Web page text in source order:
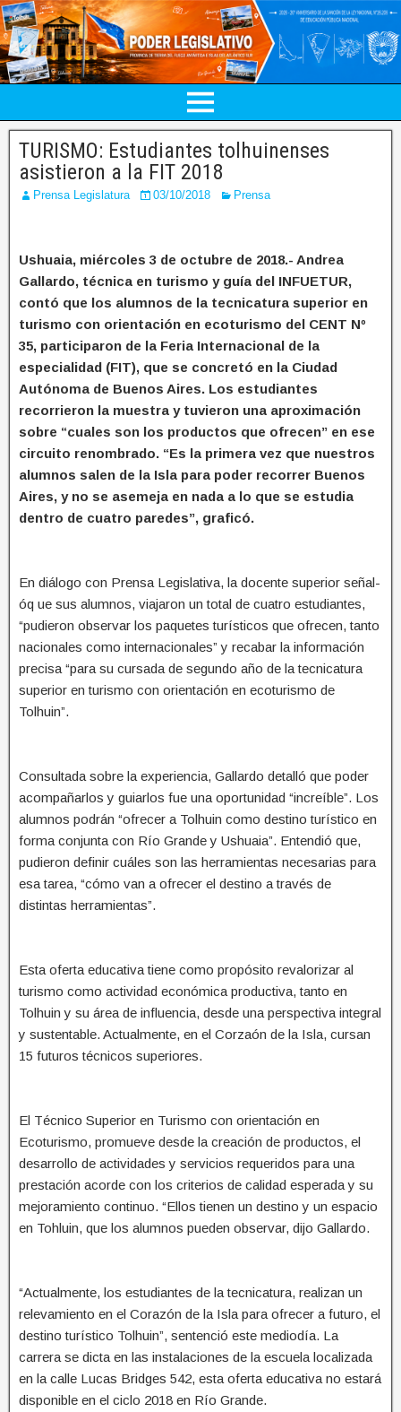
TURISMO: Estudiantes tolhuinenses
asistieron a la FIT 2018
Prensa Legislatura 03/10/2018 Prensa
Ushuaia, miércoles 3 de octubre de 2018.- Andrea
Gallardo, técnica en turismo y guía del INFUETUR,
contó que los alumnos de la tecnicatura superior en
turismo con orientación en ecoturismo del CENT Nº
35, participaron de la Feria Internacional de la
especialidad (FIT), que se concretó en la Ciudad
Autónoma de Buenos Aires. Los estudiantes
recorrieron la muestra y tuvieron una aproximación
sobre “cuales son los productos que ofrecen” en ese
circuito renombrado. “Es la primera vez que nuestros
alumnos salen de la Isla para poder recorrer Buenos
Aires, y no se asemeja en nada a lo que se estudia
dentro de cuatro paredes”, graficó.
En diálogo con Prensa Legislativa, la docente superior señal-
óq ue sus alumnos, viajaron un total de cuatro estudiantes,
“pudieron observar los paquetes turísticos que ofrecen, tanto
nacionales como internacionales” y recabar la información
precisa “para su cursada de segundo año de la tecnicatura
superior en turismo con orientación en ecoturismo de
Tolhuin”.
Consultada sobre la experiencia, Gallardo detalló que poder
acompañarlos y guiarlos fue una oportunidad “increíble”. Los
alumnos podrán “ofrecer a Tolhuin como destino turístico en
forma conjunta con Río Grande y Ushuaia”. Entendió que,
pudieron definir cuáles son las herramientas necesarias para
esa tarea, “cómo van a ofrecer el destino a través de
distintas herramientas”.
Esta oferta educativa tiene como propósito revalorizar al
turismo como actividad económica productiva, tanto en
Tolhuin y su área de influencia, desde una perspectiva integral
y sustentable. Actualmente, en el Corzaón de la Isla, cursan
15 futuros técnicos superiores.
El Técnico Superior en Turismo con orientación en
Ecoturismo, promueve desde la creación de productos, el
desarrollo de actividades y servicios requeridos para una
prestación acorde con los criterios de calidad esperada y su
mejoramiento continuo. “Ellos tienen un destino y un espacio
en Tohluin, que los alumnos pueden observar, dijo Gallardo.
“Actualmente, los estudiantes de la tecnicatura, realizan un
relevamiento en el Corazón de la Isla para ofrecer a futuro, el
destino turístico Tolhuin”, sentenció este mediodía. La
carrera se dicta en las instalaciones de la escuela localizada
en la calle Lucas Bridges 542, esta oferta educativa no estará
disponible en el ciclo 2018 en Río Grande.